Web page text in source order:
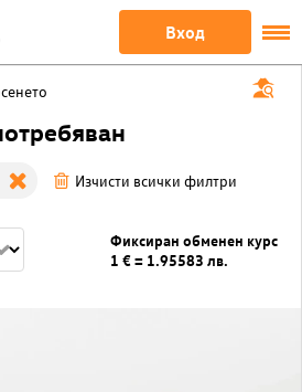
Вход
Изчисти всички филтри
Фиксиран обменен курс
1 € = 1.95583 лв.